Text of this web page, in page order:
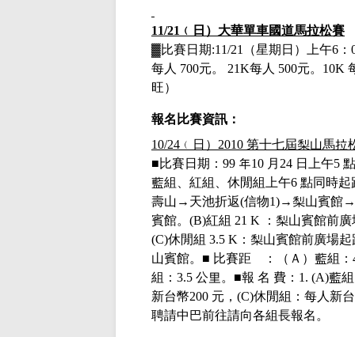
11/21 ﹙日） 大華單車國道馬拉松賽
▓比賽日期:11/21 （星期日）上午6 ：
每人 700元。 21K每人 500元。 10K
旺）
報名比賽資訊：
10/24 ﹙日） 2010 第十七屆梨山馬拉
■比賽日期： 99 年10 月 24 日上午5 點
藍組、紅組、休閒組上午6 點同時起
壽山 → 天池折返(信物1)→ 梨山賓館→
賓館。 (B)紅組 21 K
：梨山賓館前
(C)休閒組 3.5 K ：梨山賓館前廣場起
山賓館。 ■ 比賽距離：（Ａ）藍組：
組： 3.5 公里。 ■報 名 費： 1. (A)藍
新台幣200 元， (C)休閒組：每人新
聘請中巴前往請向各組長報名。